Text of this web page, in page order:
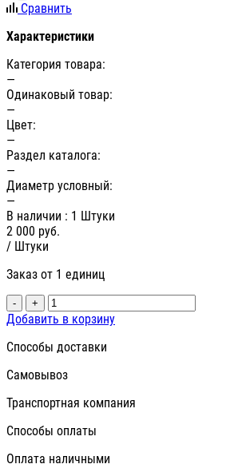
Сравнить
Характеристики
Категория товара:
—
Одинаковый товар:
—
Цвет:
—
Раздел каталога:
—
Диаметр условный:
—
В наличии : 1 Штуки
2 000 руб.
/ Штуки
Заказ от 1 единиц
- +
Добавить в корзину
Способы доставки
Самовывоз
Транспортная компания
Способы оплаты
Оплата наличными